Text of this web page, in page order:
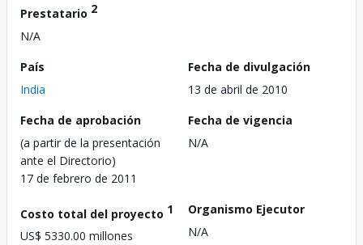
Prestatario 2
N/A
País
India
Fecha de divulgación
13 de abril de 2010
Fecha de aprobación
(a partir de la presentación
ante el Directorio)
17 de febrero de 2011
Fecha de vigencia
N/A
Costo total del proyecto 1
US$ 5330.00 millones
Organismo Ejecutor
N/A